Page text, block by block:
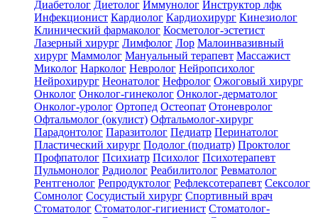
Диабетолог Диетолог Иммунолог Инструктор лфк
Инфекционист Кардиолог Кардиохирург Кинезиолог
Клинический фармаколог Косметолог-эстетист
Лазерный хирург Лимфолог Лор Малоинвазивный
хирург Маммолог Мануальный терапевт Массажист
Миколог Нарколог Невролог Нейропсихолог
Нейрохирург Неонатолог Нефролог Ожоговый хирург
Онколог Онколог-гинеколог Онколог-дерматолог
Онколог-уролог Ортопед Остеопат Отоневролог
Офтальмолог (окулист) Офтальмолог-хирург
Парадонтолог Паразитолог Педиатр Перинатолог
Пластический хирург Подолог (подиатр) Проктолог
Профпатолог Психиатр Психолог Психотерапевт
Пульмонолог Радиолог Реабилитолог Ревматолог
Рентгенолог Репродуктолог Рефлексотерапевт Сексолог
Сомнолог Сосудистый хирург Спортивный врач
Стоматолог Стоматолог-гигиенист Стоматолог-